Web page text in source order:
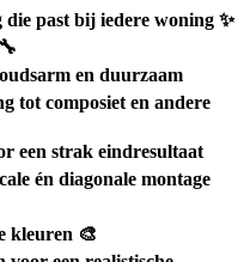
past bij iedere woning ✨
en duurzaam
tot composiet en andere
een strak eindresultaat
én diagonale montage
kleuren 🎨